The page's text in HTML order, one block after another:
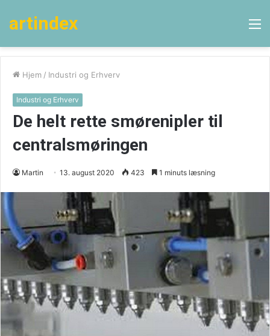
artindex
Hjem / Industri og Erhverv
Industri og Erhverv
De helt rette smørenipler til
centralsmøringen
Martin 13. august 2020 423 1 minuts læsning